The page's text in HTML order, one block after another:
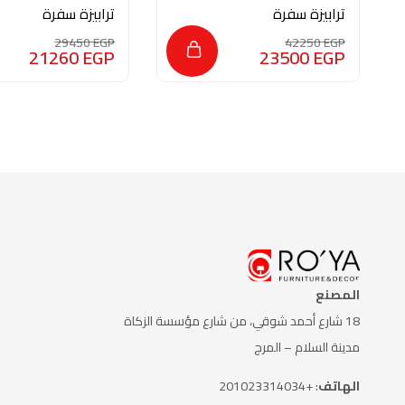
ترابيزة سفرة
MON382
42250EGP
23500EGP
ترابيزة سفرة
MON397
29450EGP
21260EGP
المصنع
18 شارع أحمد شوقي، من شارع
مؤسسة الزكاة
مدينة السلام – المرج
الهاتف: +201023314034